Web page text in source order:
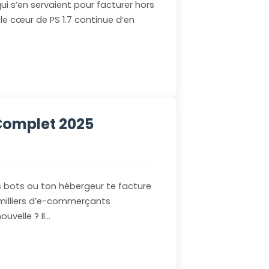
s’en servaient pour facturer hors
cœur de PS 1.7 continue d’en
2025
bots ou ton hébergeur te facture
d’e-commerçants
? Il…